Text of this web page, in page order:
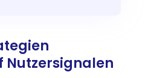
Nutzersignalen